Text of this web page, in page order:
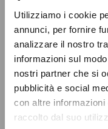
Utilizziamo i cookie
annunci, per fornire
analizzare il nostro
informazioni sul
nostri partner che si
pubblicità e social
con altre
raccolto dal suo
volta rispettati i
eccezione di
hanno ottenuto
all’interno
momento una
ma solo
abbandonare